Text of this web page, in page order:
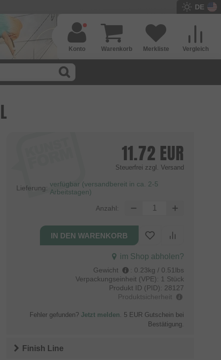
DE
Vergleich
Merkliste
Warenkorb
Konto
11.72 EUR
Steuerfrei zzgl. Versand
Lieferung: verfügbar (versandbereit in ca. 2-5
Arbeitstagen)
Anzahl:
im Shop abholen?
Gewicht : 0.23kg / 0.51lbs
Verpackungseinheit (VPE): 1 Stück
Produkt ID (PID): 28127
Produktsicherheit
Fehler gefunden? Jetzt melden. 5 EUR Gutschein bei
Bestätigung.
Finish Line